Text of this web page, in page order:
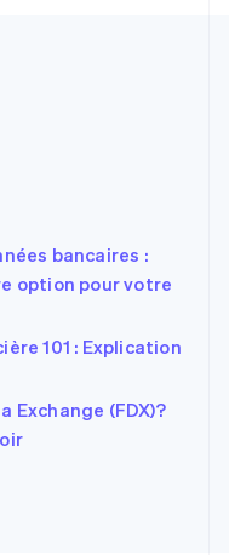
bancaires :
option pour votre
101 : Explication
Exchange (FDX)?